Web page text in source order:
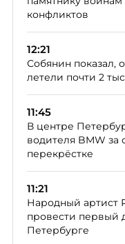
конфликтов
12:21
Собянин показал,
летели почти 2
11:45
В центре
водителя BMW
перекрёстке
11:21
Народный артист
провести первый
Петербурге